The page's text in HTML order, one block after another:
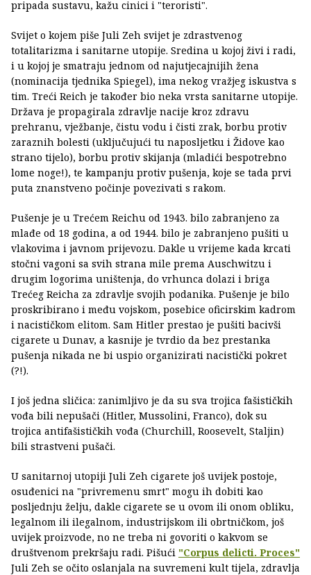
pripada sustavu, kažu cinici i "teroristi".
Svijet o kojem piše Juli Zeh svijet je zdrastvenog
totalitarizma i sanitarne utopije. Sredina u kojoj živi i radi,
i u kojoj je smatraju jednom od najutjecajnijih žena
(nominacija tjednika Spiegel), ima nekog vražjeg iskustva s
tim. Treći Reich je također bio neka vrsta sanitarne utopije.
Država je propagirala zdravlje nacije kroz zdravu
prehranu, vježbanje, čistu vodu i čisti zrak, borbu protiv
zaraznih bolesti (uključujući tu naposljetku i Židove kao
strano tijelo), borbu protiv skijanja (mladići bespotrebno
lome noge!), te kampanju protiv pušenja, koje se tada prvi
puta znanstveno počinje povezivati s rakom.
Pušenje je u Trećem Reichu od 1943. bilo zabranjeno za
mlađe od 18 godina, a od 1944. bilo je zabranjeno pušiti u
vlakovima i javnom prijevozu. Dakle u vrijeme kada krcati
stočni vagoni sa svih strana mile prema Auschwitzu i
drugim logorima uništenja, do vrhunca dolazi i briga
Trećeg Reicha za zdravlje svojih podanika. Pušenje je bilo
proskribirano i među vojskom, posebice oficirskim kadrom
i nacističkom elitom. Sam Hitler prestao je pušiti bacivši
cigarete u Dunav, a kasnije je tvrdio da bez prestanka
pušenja nikada ne bi uspio organizirati nacistički pokret
(?!).
I još jedna sličica: zanimljivo je da su sva trojica fašističkih
vođa bili nepušači (Hitler, Mussolini, Franco), dok su
trojica antifašističkih vođa (Churchill, Roosevelt, Staljin)
bili strastveni pušači.
U sanitarnoj utopiji Juli Zeh cigarete još uvijek postoje,
osuđenici na "privremenu smrt" mogu ih dobiti kao
posljednju želju, dakle cigarete se u ovom ili onom obliku,
legalnom ili ilegalnom, industrijskom ili obrtničkom, još
uvijek proizvode, no ne treba ni govoriti o kakvom se
društvenom prekršaju radi. Pišući "Corpus delicti. Proces"
Juli Zeh se očito oslanjala na suvremeni kult tijela, zdravlja